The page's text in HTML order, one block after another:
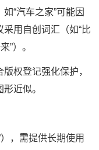
“汽车之家”可能因
用自创词汇（如“比
”）。
权登记强化保护，
近似。
，需提供长期使用